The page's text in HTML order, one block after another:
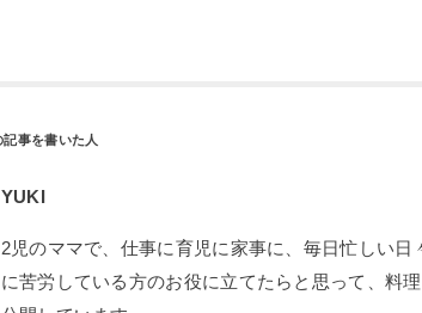
YUKI
2児のママで、仕事に育児に家事に、毎日忙しい日
に苦労している方のお役に立てたらと思って、料